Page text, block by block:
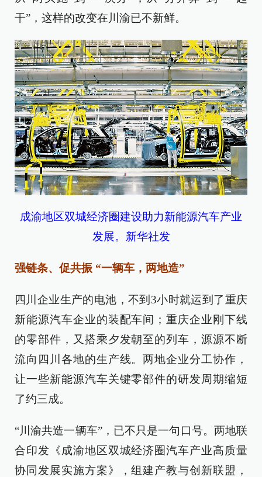
干”，这样的改变在川渝已不新鲜。
成渝地区双城经济圈建设助力新能源汽车产业
发展。新华社发
强链条、促共振 “一辆车，两地造”
四川企业生产的电池，不到3小时就运到了重庆
新能源汽车企业的装配车间；重庆企业刚下线
的零部件，又搭乘夕发朝至的列车，源源不断
流向四川各地的生产线。两地企业分工协作，
让一些新能源汽车关键零部件的研发周期缩短
了约三成。
“川渝共造一辆车”，已不只是一句口号。两地联
合印发《成渝地区双城经济圈汽车产业高质量
协同发展实施方案》，组建产教与创新联盟，